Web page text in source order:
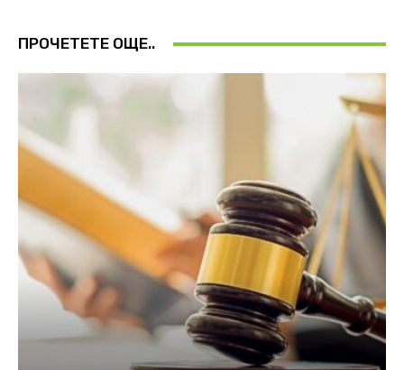
ПРОЧЕТЕТЕ ОЩЕ..